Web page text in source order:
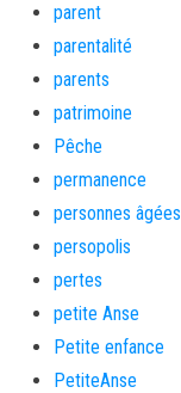
parent
parentalité
parents
patrimoine
Pêche
permanence
personnes âgées
persopolis
pertes
petite Anse
Petite enfance
PetiteAnse